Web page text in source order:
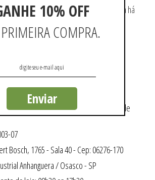
fazem parte da essência da marca há
oficial Pierre Cardin no Brasil.
São Cristóvão Indústria e Comércio de
07
Bosch, 1765 - Sala 40 - Cep: 06276-170
Anhanguera / Osasco - SP
10% OFF
COMPRA.
Enviar